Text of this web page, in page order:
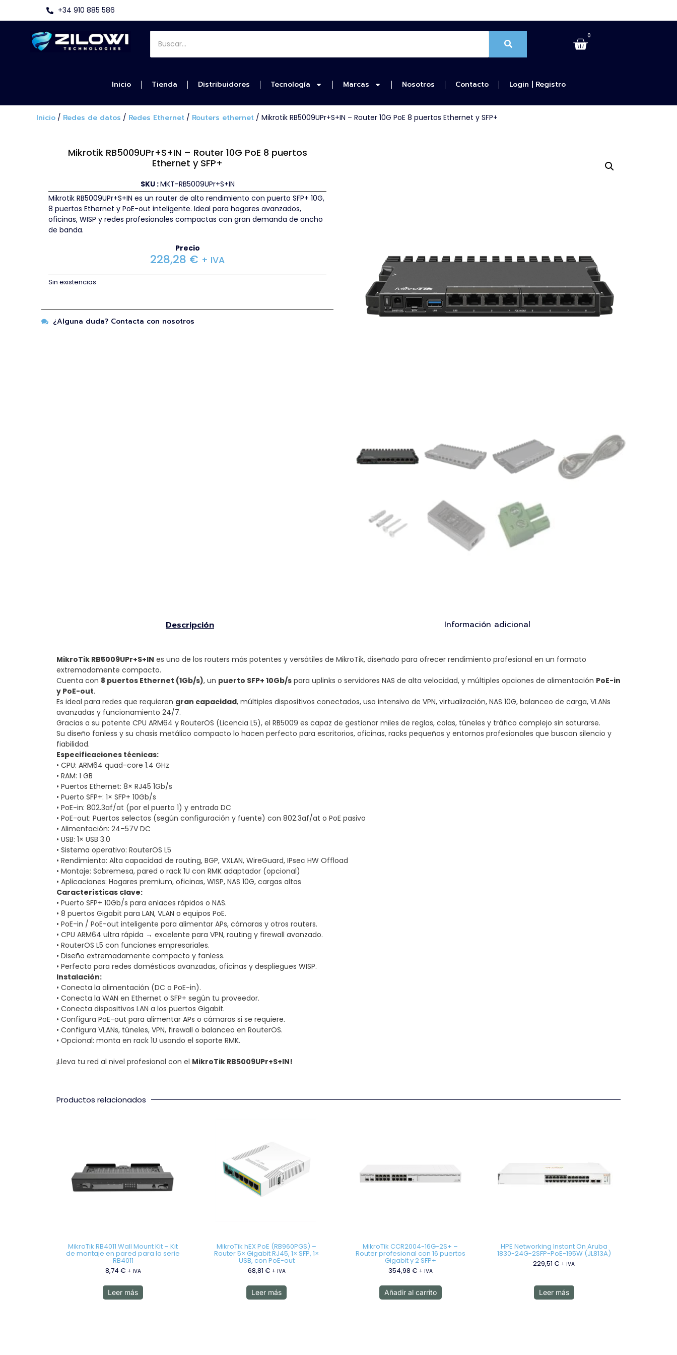
+34 910 885 586
0
Inicio Tienda Distribuidores Tecnología Marcas Nosotros Contacto Login | Registro
Inicio / Redes de datos / Redes Ethernet / Routers ethernet / Mikrotik RB5009UPr+S+IN – Router 10G PoE 8 puertos Ethernet y SFP+
Mikrotik RB5009UPr+S+IN – Router 10G PoE 8 puertos
Ethernet y SFP+
SKU :MKT-RB5009UPr+S+IN
Mikrotik RB5009UPr+S+IN es un router de alto rendimiento con puerto SFP+ 10G,
8 puertos Ethernet y PoE-out inteligente. Ideal para hogares avanzados,
oficinas, WISP y redes profesionales compactas con gran demanda de ancho
de banda.
Precio
228,28 € + IVA
Sin existencias
¿Alguna duda? Contacta con nosotros
Descripción Información adicional
MikroTik RB5009UPr+S+IN es uno de los routers más potentes y versátiles de MikroTik, diseñado para ofrecer rendimiento profesional en un formato
extremadamente compacto.
Cuenta con 8 puertos Ethernet (1Gb/s), un puerto SFP+ 10Gb/s para uplinks o servidores NAS de alta velocidad, y múltiples opciones de alimentación PoE-in
y PoE-out.
Es ideal para redes que requieren gran capacidad, múltiples dispositivos conectados, uso intensivo de VPN, virtualización, NAS 10G, balanceo de carga, VLANs
avanzadas y funcionamiento 24/7.
Gracias a su potente CPU ARM64 y RouterOS (Licencia L5), el RB5009 es capaz de gestionar miles de reglas, colas, túneles y tráfico complejo sin saturarse.
Su diseño fanless y su chasis metálico compacto lo hacen perfecto para escritorios, oficinas, racks pequeños y entornos profesionales que buscan silencio y
fiabilidad.
Especificaciones técnicas:
• CPU: ARM64 quad-core 1.4 GHz
• RAM: 1 GB
• Puertos Ethernet: 8× RJ45 1Gb/s
• Puerto SFP+: 1× SFP+ 10Gb/s
• PoE-in: 802.3af/at (por el puerto 1) y entrada DC
• PoE-out: Puertos selectos (según configuración y fuente) con 802.3af/at o PoE pasivo
• Alimentación: 24–57V DC
• USB: 1× USB 3.0
• Sistema operativo: RouterOS L5
• Rendimiento: Alta capacidad de routing, BGP, VXLAN, WireGuard, IPsec HW Offload
• Montaje: Sobremesa, pared o rack 1U con RMK adaptador (opcional)
• Aplicaciones: Hogares premium, oficinas, WISP, NAS 10G, cargas altas
Características clave:
• Puerto SFP+ 10Gb/s para enlaces rápidos o NAS.
• 8 puertos Gigabit para LAN, VLAN o equipos PoE.
• PoE-in / PoE-out inteligente para alimentar APs, cámaras y otros routers.
• CPU ARM64 ultra rápida → excelente para VPN, routing y firewall avanzado.
• RouterOS L5 con funciones empresariales.
• Diseño extremadamente compacto y fanless.
• Perfecto para redes domésticas avanzadas, oficinas y despliegues WISP.
Instalación:
• Conecta la alimentación (DC o PoE-in).
• Conecta la WAN en Ethernet o SFP+ según tu proveedor.
• Conecta dispositivos LAN a los puertos Gigabit.
• Configura PoE-out para alimentar APs o cámaras si se requiere.
• Configura VLANs, túneles, VPN, firewall o balanceo en RouterOS.
• Opcional: monta en rack 1U usando el soporte RMK.
¡Lleva tu red al nivel profesional con el MikroTik RB5009UPr+S+IN!
Productos relacionados
MikroTik RB4011 Wall Mount Kit – Kit
de montaje en pared para la serie
RB4011
8,74 € + IVA
Leer más
MikroTik hEX PoE (RB960PGS) –
Router 5× Gigabit RJ45, 1× SFP, 1×
USB, con PoE-out
68,81 € + IVA
Leer más
MikroTik CCR2004-16G-2S+ –
Router profesional con 16 puertos
Gigabit y 2 SFP+
354,98 € + IVA
Añadir al carrito
HPE Networking Instant On Aruba
1830-24G-2SFP-PoE-195W (JL813A)
229,51€ + IVA
Leer más